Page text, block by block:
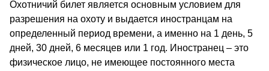
Охотничий билет является основным условием для
разрешения на охоту и выдается иностранцам на
определенный период времени, а именно на 1 день, 5
дней, 30 дней, 6 месяцев или 1 год. Иностранец – это
физическое лицо, не имеющее постоянного места